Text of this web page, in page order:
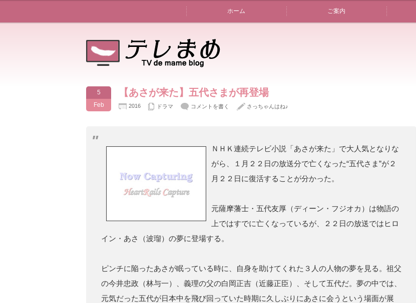
ホーム ご案内
5
Feb
【あさが来た】五代さまが再登場
2016 ドラマ コメントを書く さっちゃんはね♪
ＮＨＫ連続テレビ小説「あさが来た」で大人気となりな
がら、１月２２日の放送分で亡くなった“五代さま”が２
月２２日に復活することが分かった。
元薩摩藩士・五代友厚（ディーン・フジオカ）は物語の
上ではすでに亡くなっているが、２２日の放送ではヒロ
イン・あさ（波瑠）の夢に登場する。
ピンチに陥ったあさが眠っている時に、自身を助けてくれた３人の人物の夢を見る。祖父
の今井忠政（林与一）、義理の父の白岡正吉（近藤正臣）、そして五代だ。夢の中では、
元気だった五代が日本中を飛び回っていた時期に久しぶりにあさに会うという場面が展